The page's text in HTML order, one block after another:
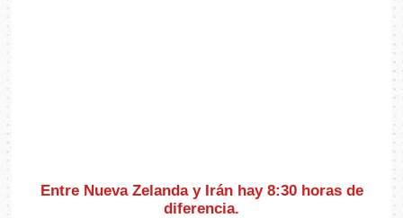
Entre Nueva Zelanda y Irán hay 8:30 horas de
diferencia.